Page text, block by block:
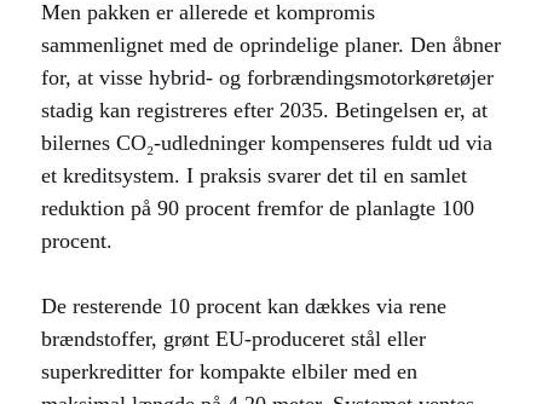
Men pakken er allerede et kompromis
sammenlignet med de oprindelige planer. Den åbner
for, at visse hybrid- og forbrændingsmotorkøretøjer
stadig kan registreres efter 2035. Betingelsen er, at
bilernes CO₂-udledninger kompenseres fuldt ud via
et kreditsystem. I praksis svarer det til en samlet
reduktion på 90 procent fremfor de planlagte 100
procent.
De resterende 10 procent kan dækkes via rene
brændstoffer, grønt EU-produceret stål eller
superkreditter for kompakte elbiler med en